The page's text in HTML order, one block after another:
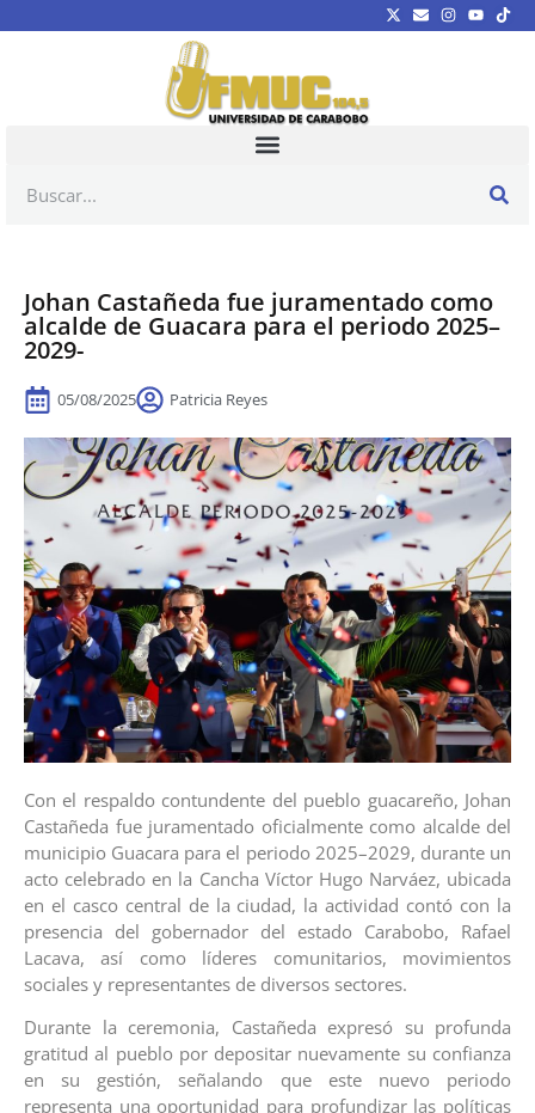
Johan Castañeda fue juramentado como
alcalde de Guacara para el periodo 2025–
2029-
05/08/2025 Patricia Reyes
Con el respaldo contundente del pueblo guacareño, Johan
Castañeda fue juramentado oficialmente como alcalde del
municipio Guacara para el periodo 2025–2029, durante un
acto celebrado en la Cancha Víctor Hugo Narváez, ubicada
en el casco central de la ciudad, la actividad contó con la
presencia del gobernador del estado Carabobo, Rafael
Lacava, así como líderes comunitarios, movimientos
sociales y representantes de diversos sectores.
Durante la ceremonia, Castañeda expresó su profunda
gratitud al pueblo por depositar nuevamente su confianza
en su gestión, señalando que este nuevo periodo
representa una oportunidad para profundizar las políticas